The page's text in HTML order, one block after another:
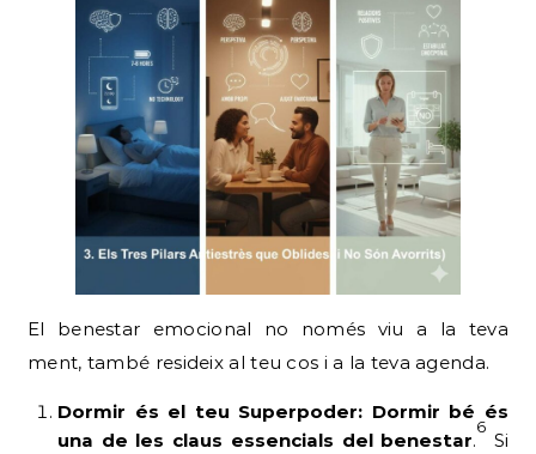
El benestar emocional no només viu a la teva
ment, també resideix al teu cos i a la teva agenda.
Dormir és el teu Superpoder: Dormir bé és
una de les claus essencials del benestar.
6
Si